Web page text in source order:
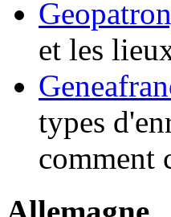
et les
types
comment